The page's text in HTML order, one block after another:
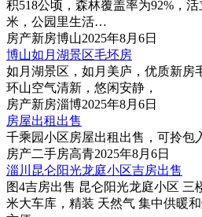
积518公顷，森林覆盖率为92%，
米，公园里生活…
房产新房博山2025年8月6日
博山如月湖景区毛坯房
如月湖景区，如月美庐，优质新房
环山空气清新，悠闲安静，
房产新房淄博2025年8月6日
房屋出租出售
千乘园小区房屋出租出售，可拎包
房产二手房高青2025年8月6日
淄川昆仑阳光龙庭小区吉房出售
图4吉房出售 昆仑阳光龙庭小区 三
米大车库，精装 天然气 集中供暖